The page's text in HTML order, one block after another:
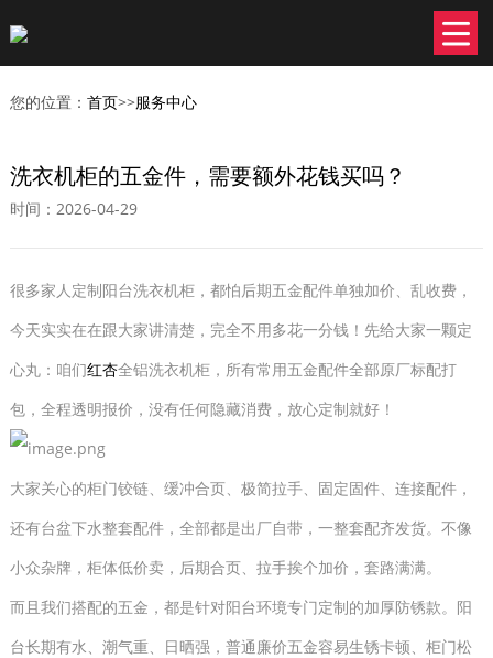
您的位置： 首页>>服务中心
洗衣机柜的五金件，需要额外花钱买吗？
时间：2026-04-29
很多家人定制阳台洗衣机柜，都怕后期五金配件单独加价、乱收费，
今天实实在在跟大家讲清楚，完全不用多花一分钱！先给大家一颗定
心丸：咱们红杏全铝洗衣机柜，所有常用五金配件全部原厂标配打
包，全程透明报价，没有任何隐藏消费，放心定制就好！
大家关心的柜门铰链、缓冲合页、极简拉手、固定固件、连接配件，
还有台盆下水整套配件，全部都是出厂自带，一整套配齐发货。不像
小众杂牌，柜体低价卖，后期合页、拉手挨个加价，套路满满。
而且我们搭配的五金，都是针对阳台环境专门定制的加厚防锈款。阳
台长期有水、潮气重、日晒强，普通廉价五金容易生锈卡顿、柜门松